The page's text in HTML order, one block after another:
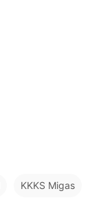
KKKS Migas